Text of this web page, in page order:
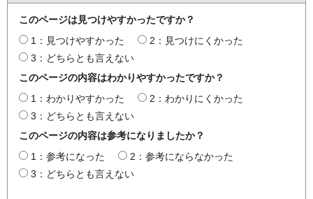
このページは見つけやすかったですか？
1：見つけやすかった
2：見つけにくかった
3：どちらとも言えない
このページの内容はわかりやすかったですか？
1：わかりやすかった
2：わかりにくかった
3：どちらとも言えない
このページの内容は参考になりましたか？
1：参考になった
2：参考にならなかった
3：どちらとも言えない